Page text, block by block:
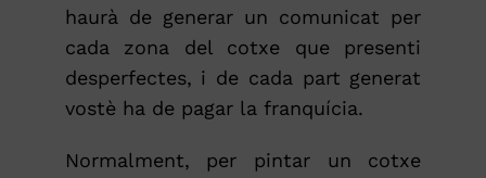
haurà de generar un comunicat per
cada zona del cotxe que presenti
desperfectes, i de cada part generat
vostè ha de pagar la franquícia.
Normalment, per pintar un cotxe